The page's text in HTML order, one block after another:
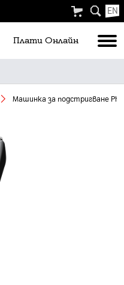
EN
Плати Oнлайн
Машинка за подстригване